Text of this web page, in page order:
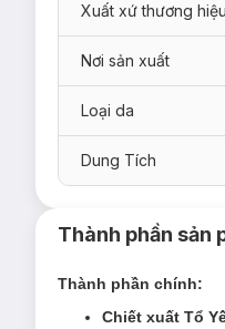
Kem Nền Mịn Lì
cho làn da người châu
Dung tích:
Xuất xứ thương hiệu
Nơi sản xuất
Loại da
Dung Tích
Thành phần sản
Thành phần chính:
Chiết xuất Tổ